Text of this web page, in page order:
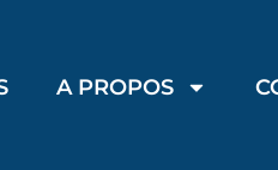
A PROPOS